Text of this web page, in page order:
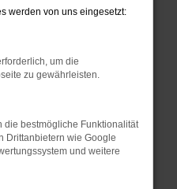
zum Beispiel deine
wie Werbeblocker,
die Seite in einem
in einem privaten
werden von uns eingesetzt:
um die
zu gewährleisten.
die bestmögliche Funktionalität
Drittanbietern wie Google
und weitere